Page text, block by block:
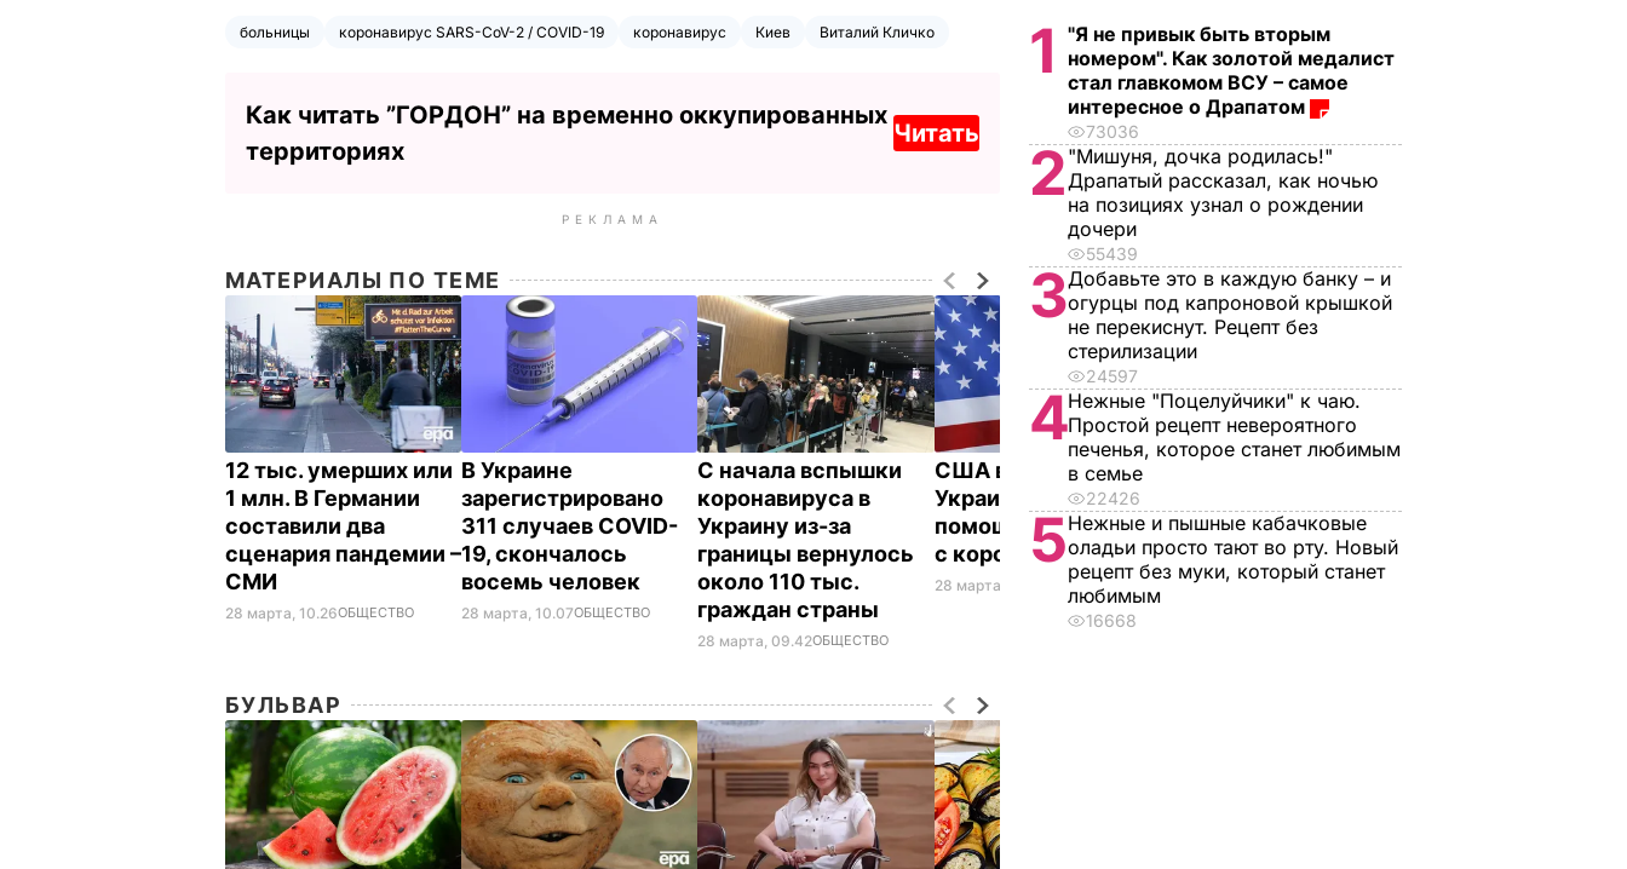
больницы коронавирус SARS-CoV-2 / COVID-19 коронавирус Киев Виталий Кличко
Как читать ”ГОРДОН” на временно оккупированных
территориях
Читать
РЕКЛАМА
МАТЕРИАЛЫ ПО ТЕМЕ
12 тыс. умерших или
1 млн. В Германии
составили два
сценария пандемии –
СМИ
28 марта, 10.26ОБЩЕСТВО
В Украине
зарегистрировано
311 случаев COVID-
19, скончалось
восемь человек
28 марта, 10.07ОБЩЕСТВО
С начала вспышки
коронавируса в
Украину из-за
границы вернулось
около 110 тыс.
граждан страны
28 марта, 09.42ОБЩЕСТВО
США выделяют
Украине $1,2 млн
помощи для борьбы
с коронавирусом
28 марта, 09.26 ДЕНЬГИ
БУЛЬВАР
1
"Я не привык быть вторым
номером". Как золотой медалист
стал главкомом ВСУ – самое
интересное о Драпатом
73036
2 "Мишуня, дочка родилась!"
Драпатый рассказал, как ночью
на позициях узнал о рождении
дочери
55439
3Добавьте это в каждую банку – и
огурцы под капроновой крышкой
не перекиснут. Рецепт без
стерилизации
24597
4Нежные "Поцелуйчики" к чаю.
Простой рецепт невероятного
печенья, которое станет любимым
в семье
22426
5Нежные и пышные кабачковые
оладьи просто тают во рту. Новый
рецепт без муки, который станет
любимым
16668